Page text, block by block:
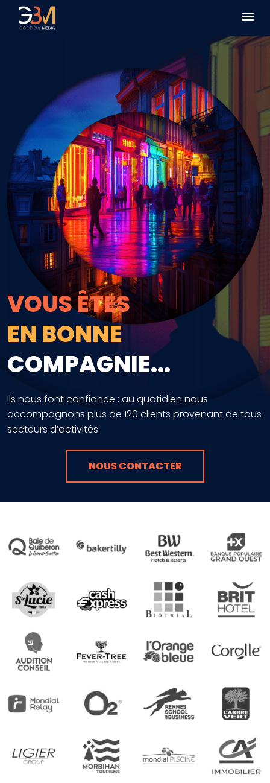
VOUS ÊTES
EN BONNE
COMPAGNIE...
Ils nous font confiance : au quotidien nous
accompagnons plus de 120 clients provenant de tous
secteurs d’activités.
NOUS CONTACTER